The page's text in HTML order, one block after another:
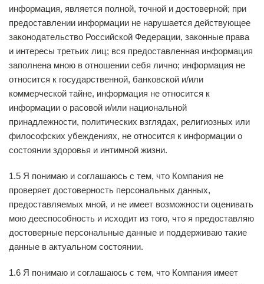
информация, является полной, точной и достоверной; при
предоставлении информации не нарушается действующее
законодательство Российской Федерации, законные права
и интересы третьих лиц; вся предоставленная информация
заполнена мною в отношении себя лично; информация не
относится к государственной, банковской и/или
коммерческой тайне, информация не относится к
информации о расовой и/или национальной
принадлежности, политических взглядах, религиозных или
философских убеждениях, не относится к информации о
состоянии здоровья и интимной жизни.
1.5 Я понимаю и соглашаюсь с тем, что Компания не
проверяет достоверность персональных данных,
предоставляемых мной, и не имеет возможности оценивать
мою дееспособность и исходит из того, что я предоставляю
достоверные персональные данные и поддерживаю такие
данные в актуальном состоянии.
1.6 Я понимаю и соглашаюсь с тем, что Компания имеет